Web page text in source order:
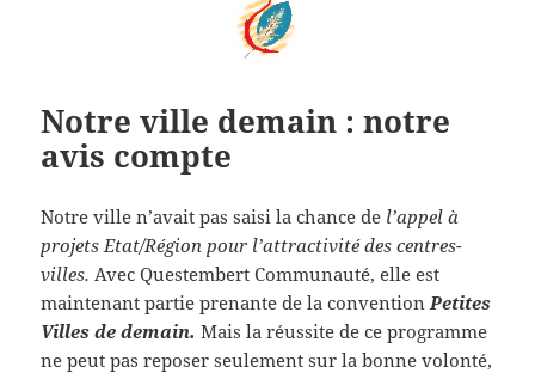
Notre ville demain : notre
avis compte
Notre ville n’avait pas saisi la chance de l’appel à
projets Etat/Région pour l’attractivité des centres-
villes. Avec Questembert Communauté, elle est
maintenant partie prenante de la convention Petites
Villes de demain.Mais la réussite de ce programme
ne peut pas reposer seulement sur la bonne volonté,